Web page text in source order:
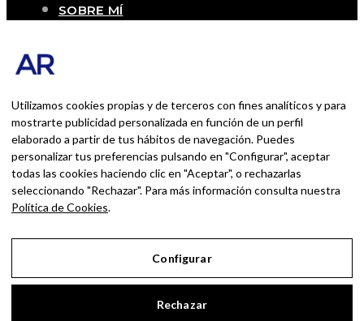
SOBRE MÍ
Romero. Experiencias personales y
con lo que hace cada día
BUSCAR POR:
BUSCAR
Ingresa las palabras de la búsqueda y presiona
Enter.
Utilizamos cookies propias y de terceros con fines analíticos y para
mostrarte publicidad personalizada en función de un perfil
elaborado a partir de tus hábitos de navegación. Puedes
personalizar tus preferencias pulsando en "Configurar", aceptar
todas las cookies haciendo clic en "Aceptar", o rechazarlas
seleccionando "Rechazar". Para más información consulta nuestra
Política de Cookies.
Configurar
Rechazar
Aviso Legal
Política de Privacidad